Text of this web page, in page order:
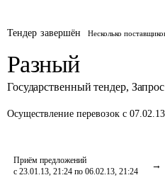
Тендер завершён Несколько
Разный
Государственный тендер,
Осуществление перевозок с
Приём предложений
с 23.01.13, 21:24 по 06.02.13, 21:24